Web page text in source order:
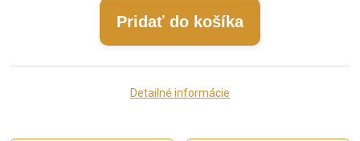
Pridať do košíka
Detailné informácie